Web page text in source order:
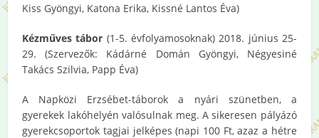
Kiss Gyöngyi, Katona Erika, Kissné Lantos Éva)
Kézműves tábor (1-5. évfolyamosoknak) 2018. június 25-
29. (Szervezők: Kádárné Domán Gyöngyi, Négyesiné
Takács Szilvia, Papp Éva)
A Napközi Erzsébet-táborok a nyári szünetben, a
gyerekek lakóhelyén valósulnak meg. A sikeresen pályázó
gyerekcsoportok tagjai jelképes (napi 100 Ft, azaz a hétre